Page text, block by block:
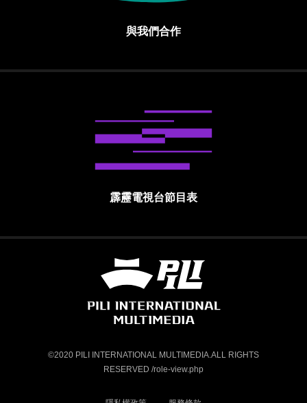
與我們合作
霹靂電視台節目表
霹靂國際多媒體股份有限公司 PILI
©2020 PILI INTERNATIONAL MULTIMEDIA.ALL RIGHTS
RESERVED /role-view.php